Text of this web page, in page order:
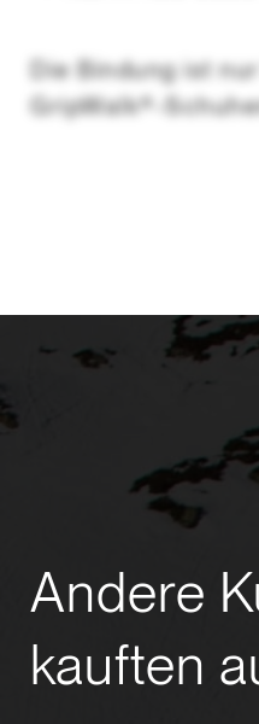
Die Bindung ist
GripWalk®-
Andere
kauften